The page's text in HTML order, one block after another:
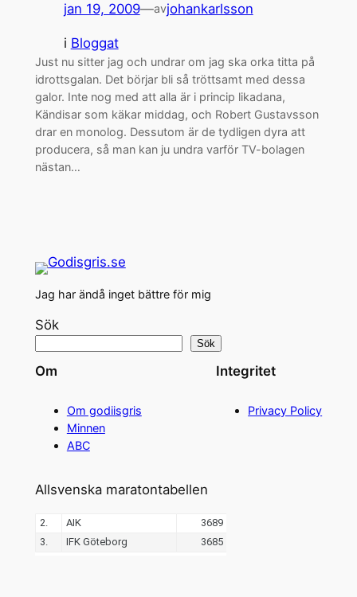
jan 19, 2009—avjohankarlsson
i Bloggat
Just nu sitter jag och undrar om jag ska orka titta på
idrottsgalan. Det börjar bli så tröttsamt med dessa
galor. Inte nog med att alla är i princip likadana,
Kändisar som käkar middag, och Robert Gustavsson
drar en monolog. Dessutom är de tydligen dyra att
producera, så man kan ju undra varför TV-bolagen
nästan…
Jag har ändå inget bättre för mig
Sök
Sök
Om
Om godiisgris
Minnen
ABC
Integritet
Privacy Policy
Allsvenska maratontabellen